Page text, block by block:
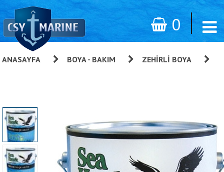
0
ANASAYFA BOYA - BAKIM ZEHIRLI BOYA